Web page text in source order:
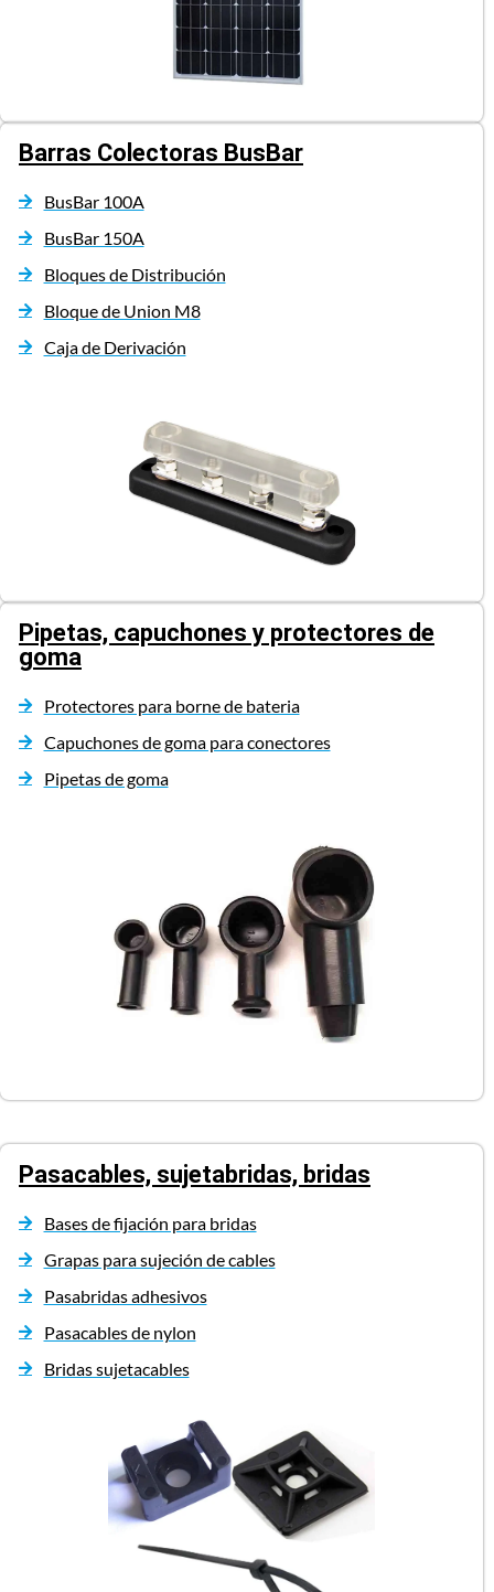
Barras Colectoras BusBar
BusBar 100A
BusBar 150A
Bloques de Distribución
Bloque de Union M8
Caja de Derivación
Pipetas, capuchones y protectores de
goma
Protectores para borne de bateria
Capuchones de goma para conectores
Pipetas de goma
Pasacables, sujetabridas, bridas
Bases de fijación para bridas
Grapas para sujeción de cables
Pasabridas adhesivos
Pasacables de nylon
Bridas sujetacables